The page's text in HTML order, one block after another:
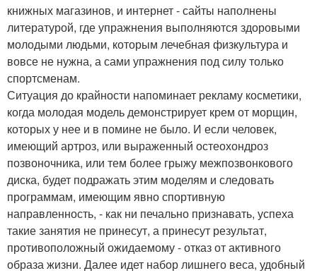
книжных магазинов, и интернет - сайты наполнены
литературой, где упражнения выполняются здоровыми
молодыми людьми, которым лечебная физкультура и
вовсе не нужна, а сами упражнения под силу только
спортсменам.
Ситуация до крайности напоминает рекламу косметики,
когда молодая модель демонстрирует крем от морщин,
которых у нее и в помине не было. И если человек,
имеющий артроз, или выраженный остеохондроз
позвоночника, или тем более грыжу межпозвонкового
диска, будет подражать этим моделям и следовать
программам, имеющим явно спортивную
направленность, - как ни печально признавать, успеха
такие занятия не принесут, а принесут результат,
противоположный ожидаемому - отказ от активного
образа жизни. Далее идет набор лишнего веса, удобный